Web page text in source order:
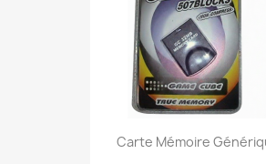
Carte Mémoire